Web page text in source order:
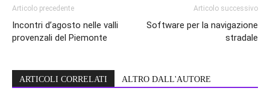
Articolo precedente
Incontri d’agosto nelle valli
provenzali del Piemonte
Articolo successivo
Software per la navigazione
stradale
ARTICOLI CORRELATI ALTRO DALL'AUTORE